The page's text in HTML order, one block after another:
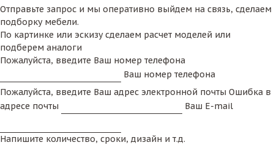
Отправьте запрос и мы оперативно выйдем на связь, сделаем
подборку мебели.
По картинке или эскизу сделаем расчет моделей или
подберем аналоги
Пожалуйста, введите Ваш номер телефона
Ваш номер телефона
Пожалуйста, введите Ваш адрес электронной почты Ошибка в
адресе почты
Ваш E-mail
Напишите количество, сроки, дизайн и т.д.